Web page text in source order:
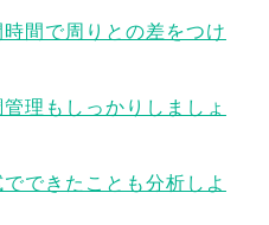
間で周りとの差をつけ
理もしっかりしましょ
できたことも分析しよ